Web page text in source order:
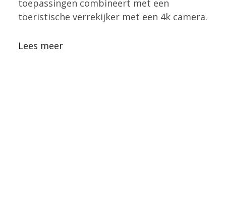
toepassingen combineert met een
toeristische verrekijker met een 4k camera.
Lees meer